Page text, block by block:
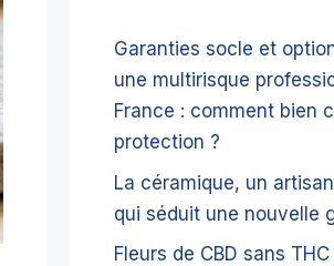
Garanties socle et
une multirisque
France : comment bien
protection ?
La céramique, un
qui séduit une nouvelle
Fleurs de CBD sans